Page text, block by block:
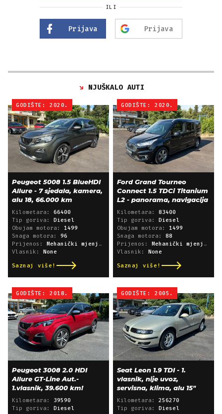
ILI
Prijava Prijava
NJUŠKALO AUTI
GODIŠTE: 2020.
Peugeot 5008 1.5 BlueHDI
Allure - 7 sjedala, kamera,
alu 18, 66.000 km
Kilometara: 66400
Tip goriva:
Diesel
Obujam motora: 1499
Snaga motora: 96
Prijenos:
Mehanički mjenjač
Vlasnik:
None
Saznaj više!
GODIŠTE: 2020.
Ford Grand Tourneo
Connect 1.5 TDCi Titanium
L2 - panorama, navigacija
Kilometara: 83400
Tip goriva:
Diesel
Obujam motora: 1499
Snaga motora: 88
Prijenos:
Mehanički mjenjač
Vlasnik:
None
Saznaj više!
GODIŠTE: 2018.
Peugeot 3008 2.0 HDI
Allure GT-Line Aut.-
1.vlasnik, 39.600 km!
Kilometara: 39590
Tip goriva:
Diesel
GODIŠTE: 2005.
Seat Leon 1.9 TDI - 1.
vlasnik, nije uvoz,
servisna, klima, alu 15"
Kilometara: 256270
Tip goriva:
Diesel